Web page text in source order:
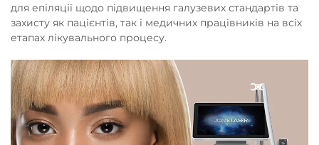
для епіляції щодо підвищення галузевих стандартів та
захисту як пацієнтів, так і медичних працівників на всіх
етапах лікувального процесу.